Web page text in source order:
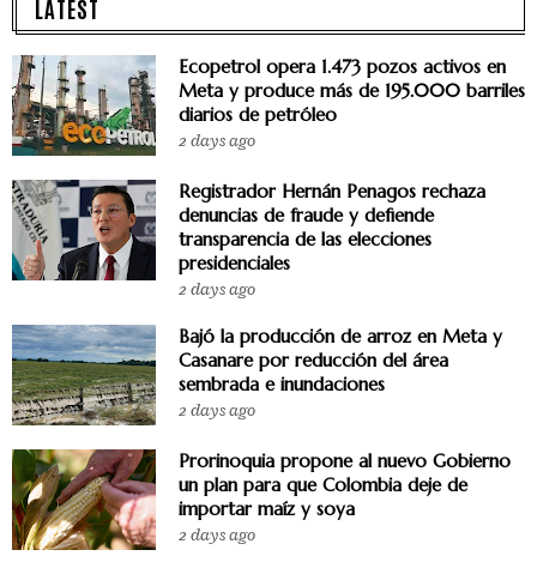
LATEST
Ecopetrol opera 1.473 pozos activos en
Meta y produce más de 195.000 barriles
diarios de petróleo
2 days ago
Registrador Hernán Penagos rechaza
denuncias de fraude y defiende
transparencia de las elecciones
presidenciales
2 days ago
Bajó la producción de arroz en Meta y
Casanare por reducción del área
sembrada e inundaciones
2 days ago
Prorinoquia propone al nuevo Gobierno
un plan para que Colombia deje de
importar maíz y soya
2 days ago